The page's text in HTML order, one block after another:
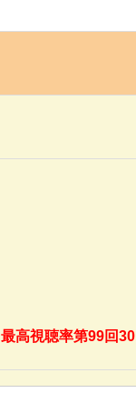
最高視聴率第99回